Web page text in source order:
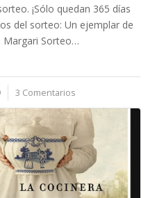
¡Sólo quedan 365 días
del sorteo: Un ejemplar de
Margari Sorteo…
3 Comentarios